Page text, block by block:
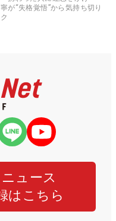
が“失格覚悟”から気持ち切り
ュース
はこちら